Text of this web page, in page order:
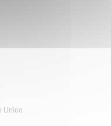
Union